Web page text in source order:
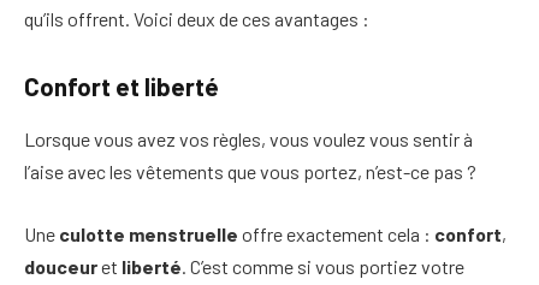
qu’ils offrent. Voici deux de ces avantages :
Confort et liberté
Lorsque vous avez vos règles, vous voulez vous sentir à
l’aise avec les vêtements que vous portez, n’est-ce pas ?
Une culotte menstruelle offre exactement cela : confort,
douceuret liberté. C’est comme si vous portiez votre